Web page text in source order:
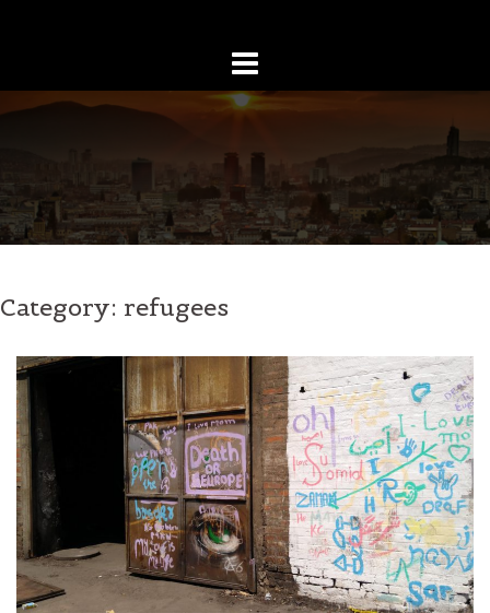
Category: refugees